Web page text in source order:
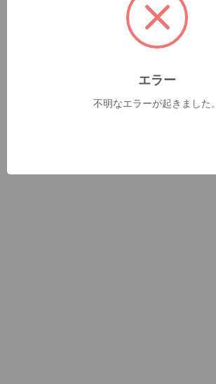
エラー
不明なエラーが起きました。